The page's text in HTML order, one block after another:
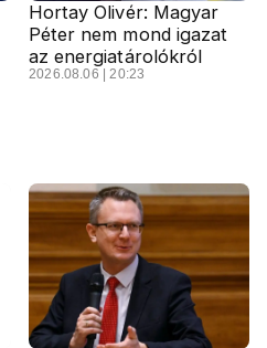
Hortay Olivér: Magyar
Péter nem mond igazat
az energiatárolókról
2026.08.06 | 20:23